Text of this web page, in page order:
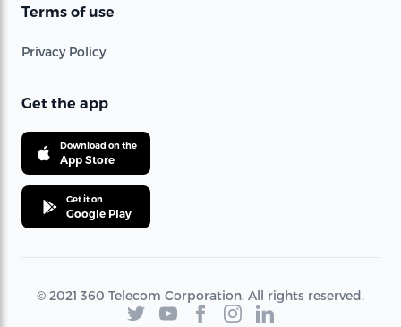
Terms of use
Privacy Policy
Get the app
Download on the
App Store
Get it on
Google Play
© 2021 360 Telecom Corporation. All rights reserved.